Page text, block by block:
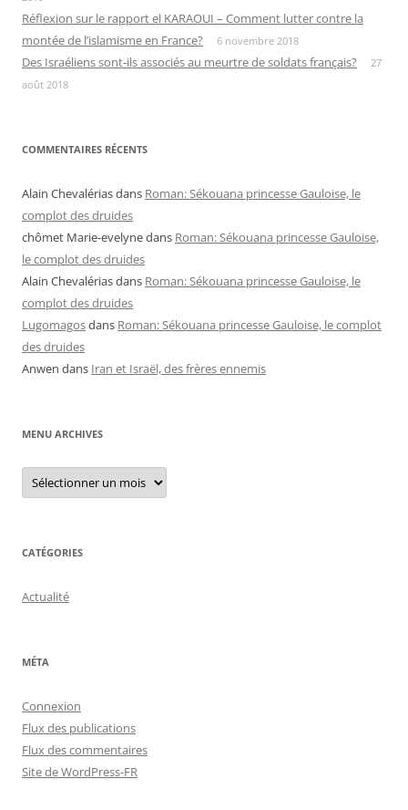
Réflexion sur le rapport el KARAOUI – Comment lutter contre la
montée de l’islamisme en France?
6 novembre 2018
Des Israéliens sont-ils associés au meurtre de soldats français?
27
août 2018
COMMENTAIRES RÉCENTS
Alain Chevalériasdans Roman: Sékouana princesse Gauloise, le
complot des druides
chômet Marie-evelynedans Roman: Sékouana princesse Gauloise,
le complot des druides
Alain Chevalériasdans Roman: Sékouana princesse Gauloise, le
complot des druides
Lugomagosdans Roman: Sékouana princesse Gauloise, le complot
des druides
Anwen dans Iran et Israël, des frères ennemis
MENU ARCHIVES
Menu
archives
CATÉGORIES
Actualité
MÉTA
Connexion
Flux des publications
Flux des commentaires
Site de WordPress-FR